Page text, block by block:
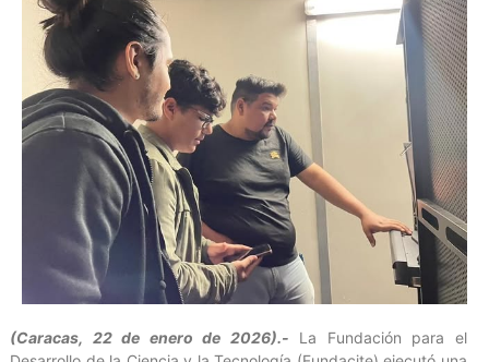
(Caracas, 22 de enero de 2026).- La Fundación para el